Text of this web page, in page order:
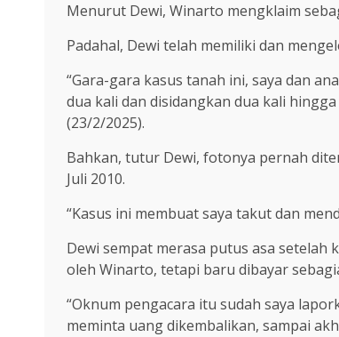
Menurut Dewi, Winarto mengklaim
Padahal, Dewi telah memiliki dan
“Gara-gara kasus tanah ini, saya dan
dua kali dan disidangkan dua kali
(23/2/2025).
Bahkan, tutur Dewi, fotonya pernah
Juli 2010.
“Kasus ini membuat saya takut dan
Dewi sempat merasa putus asa setelah
oleh Winarto, tetapi baru dibayar
“Oknum pengacara itu sudah saya
meminta uang dikembalikan, sampai